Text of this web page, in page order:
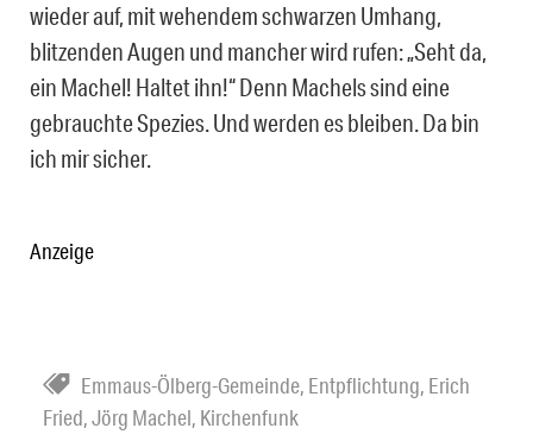
wieder auf, mit wehendem schwarzen Umhang,
blitzenden Augen und mancher wird rufen: „Seht da,
ein Machel! Haltet ihn!“ Denn Machels sind eine
gebrauchte Spezies. Und werden es bleiben. Da bin
ich mir sicher.
Anzeige
Emmaus-Ölberg-Gemeinde, Entpflichtung, Erich
Fried,Jörg Machel, Kirchenfunk